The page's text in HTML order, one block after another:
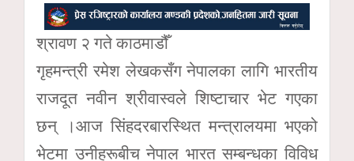
श्रावण २ गते काठमाडौँ
गृहमन्त्री रमेश लेखकसँग नेपालका लागि भारतीय
राजदूत नवीन श्रीवास्वले शिष्टाचार भेट गएका
छन् ।आज सिंहदरबारस्थित मन्त्रालयमा भएको
भेटमा उनीहरूबीच नेपाल भारत सम्बन्धका विविध